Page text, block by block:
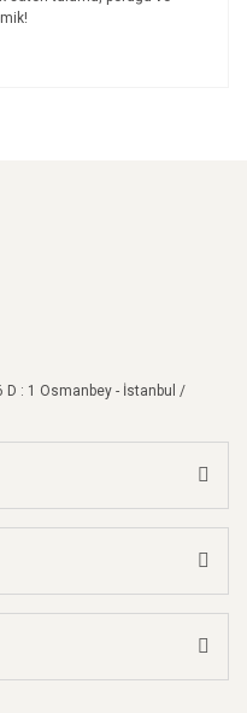
bulunuyor.
pahalı.
olmalı.
D : 1 Osmanbey - İstanbul /